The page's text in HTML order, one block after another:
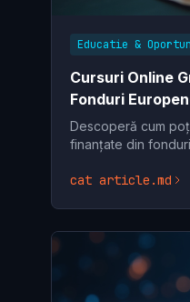
Educatie &
Cursuri Online
Fonduri
Descoperă cum
finanțate din
cat article.md